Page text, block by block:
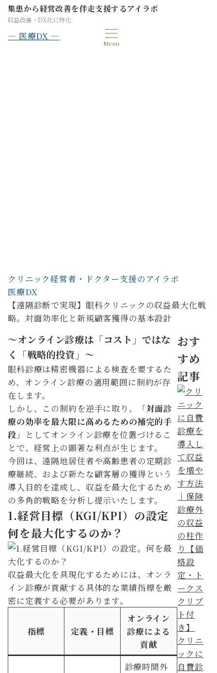
集患から経営改善を伴走支援するアイラボ
収益改善・DX化に特化
Menu
— 医療DX —
クリニック経営者・ドクター支援のアイラボ
医療DX
【遠隔診断で実現】眼科クリニックの収益最大化戦
略。対面効率化と新規顧客獲得の基本設計
〜オンライン診療は「コスト」ではな
く「戦略的投資」〜
眼科診療は精密機器による検査を要するた
め、オンライン診療の適用範囲に制約が存
在します。
しかし、この制約を逆手に取り、「対面診
療の効率を最大限に高めるための補完的手
段 」としてオンライン診療を位置づけるこ
とで、経営上の顕著な利点が生じます。
今回は、遠隔地居住者や高齢患者の定期診
療継続、および新たな顧客層の獲得という
導入目的を達成し、収益を最大化するため
の多角的戦略を分析し提示いたします。
1.経営目標（KGI/KPI）の設定
何を最大化するのか？
収益最大化を具現化するためには、オンラ
イン診療が貢献する具体的な業績指標を厳
密に定義する必要があります。
指標 定義・目標
オンライン
診療による
貢献
診療時間外
おす
すめ
記事
クリニ
ックに
自費診